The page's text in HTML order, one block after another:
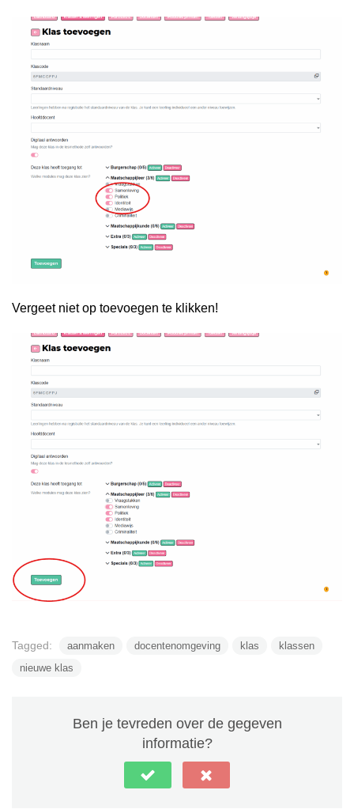
Vergeet niet op toevoegen te klikken!
Tagged: aanmaken docentenomgeving klas
klassen
nieuwe klas
Ben je tevreden over de gegeven
informatie?